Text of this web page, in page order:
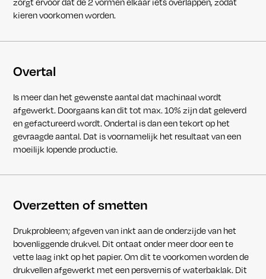
zorgt ervoor dat de 2 vormen elkaar iets overlappen, zodat
kieren voorkomen worden.
Overtal
Is meer dan het gewenste aantal dat machinaal wordt
afgewerkt. Doorgaans kan dit tot max. 10% zijn dat geleverd
en gefactureerd wordt. Ondertal is dan een tekort op het
gevraagde aantal. Dat is voornamelijk het resultaat van een
moeilijk lopende productie.
Overzetten of smetten
Drukprobleem; afgeven van inkt aan de onderzijde van het
bovenliggende drukvel. Dit ontaat onder meer door een te
vette laag inkt op het papier. Om dit te voorkomen worden de
drukvellen afgewerkt met een persvernis of waterbaklak. Dit